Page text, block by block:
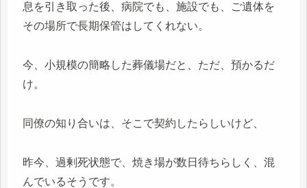
息を引き取った後、病院でも、施設でも、ご遺体を
その場所で長期保管はしてくれない。
今、小規模の簡略した葬儀場だと、ただ、預かるだ
け。
同僚の知り合いは、そこで契約したらしいけど、
昨今、過剰死状態で、焼き場が数日待ちらしく、混
んでいるそうです。